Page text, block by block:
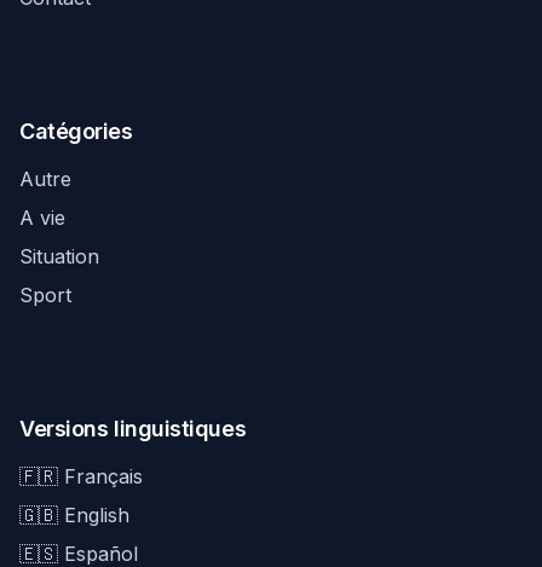
Catégories
Autre
A vie
Situation
Sport
Versions linguistiques
🇫🇷 Français
🇬🇧 English
🇪🇸 Español